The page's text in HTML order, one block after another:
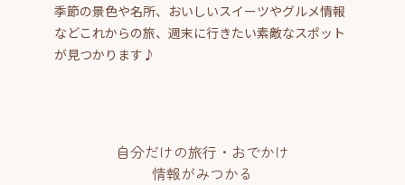
季節の景色や名所、おいしいスイーツやグルメ情報
などこれからの旅、週末に行きたい素敵なスポット
が見つかります♪
自分だけの旅行・おでかけ
情報がみつかる